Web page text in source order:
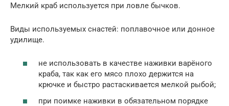
Мелкий краб используется при ловле бычков.
Виды используемых снастей: поплавочное или донное
удилище.
не использовать в качестве наживки варёного
краба, так как его мясо плохо держится на
крючке и быстро растаскивается мелкой рыбой;
при поимке наживки в обязательном порядке